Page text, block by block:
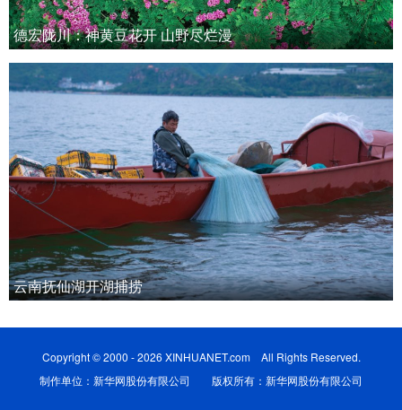
德宏陇川：神黄豆花开 山野尽烂漫
云南抚仙湖开湖捕捞
Copyright © 2000 - 2026 XINHUANET.com All Rights Reserved.
制作单位：新华网股份有限公司 版权所有：新华网股份有限公司